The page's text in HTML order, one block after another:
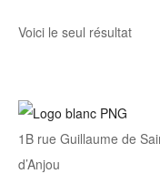
Voici le seul résultat
1B rue Guillaume de
d’Anjou